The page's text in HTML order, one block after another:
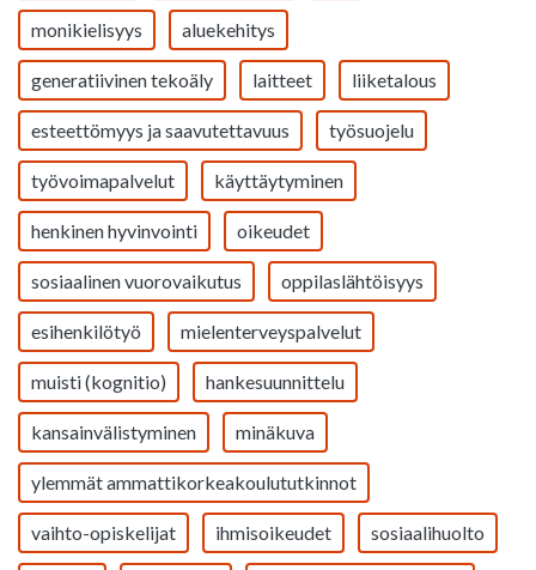
monikielisyys aluekehitys
generatiivinen tekoäly laitteet liiketalous
esteettömyys ja saavutettavuus työsuojelu
työvoimapalvelut käyttäytyminen
henkinen hyvinvointi oikeudet
sosiaalinen vuorovaikutus oppilaslähtöisyys
esihenkilötyö mielenterveyspalvelut
muisti (kognitio) hankesuunnittelu
kansainvälistyminen minäkuva
ylemmät ammattikorkeakoulututkinnot
vaihto-opiskelijat ihmisoikeudet sosiaalihuolto